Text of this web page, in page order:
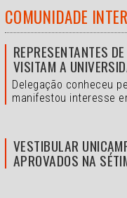
COMUNIDADE
REPRESENTANTES
VISITAM A
Delegação conheceu
manifestou interesse
VESTIBULAR
APROVADOS NA